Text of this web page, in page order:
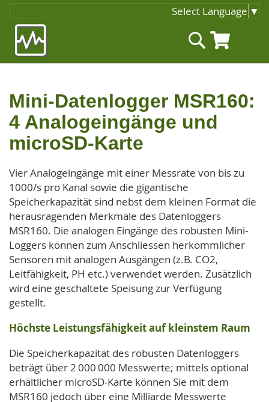
Select Language ▼
Inhalt
springen
Suche
Mini-Datenlogger MSR160:
4 Analogeingänge und
microSD-Karte
Vier Analogeingänge mit einer Messrate von bis zu
1000/s pro Kanal sowie die gigantische
Speicherkapazität sind nebst dem kleinen Format die
herausragenden Merkmale des Datenloggers
MSR160. Die analogen Eingänge des robusten Mini-
Loggers können zum Anschliessen herkömmlicher
Sensoren mit analogen Ausgängen (z.B. CO2,
Leitfähigkeit, PH etc.) verwendet werden. Zusätzlich
wird eine geschaltete Speisung zur Verfügung
gestellt.
Höchste Leistungsfähigkeit auf kleinstem Raum
Die Speicherkapazität des robusten Datenloggers
beträgt über 2 000 000 Messwerte; mittels optional
erhältlicher microSD-Karte können Sie mit dem
MSR160 jedoch über eine Milliarde Messwerte